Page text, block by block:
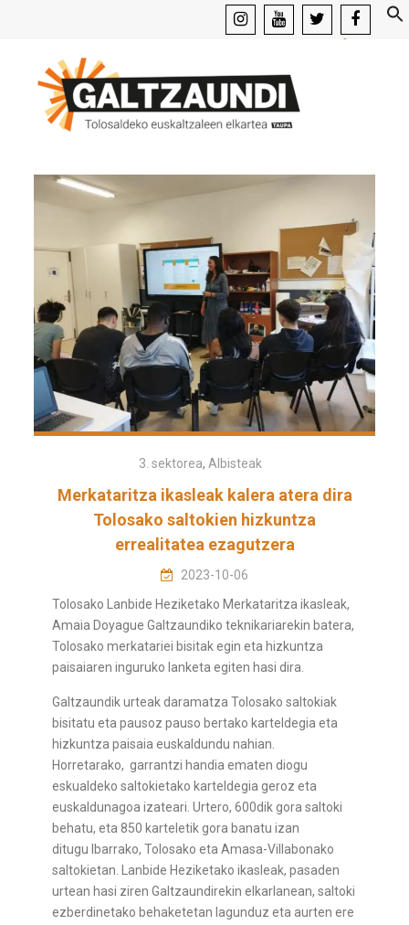
facebook
3. sektorea, Albisteak
Merkataritza ikasleak kalera atera dira
Tolosako saltokien hizkuntza
errealitatea ezagutzera
2023-10-06
Tolosako Lanbide Heziketako Merkataritza ikasleak,
Amaia Doyague Galtzaundiko teknikariarekin batera,
Tolosako merkatariei bisitak egin eta hizkuntza
paisaiaren inguruko lanketa egiten hasi dira.
Galtzaundik urteak daramatza Tolosako saltokiak
bisitatu eta pausoz pauso bertako karteldegia eta
hizkuntza paisaia euskaldundu nahian.
Horretarako, garrantzi handia ematen diogu
eskualdeko saltokietako karteldegia geroz eta
euskaldunagoa izateari. Urtero, 600dik gora saltoki
behatu, eta 850 karteletik gora banatu izan
ditugu Ibarrako, Tolosako eta Amasa-Villabonako
saltokietan. Lanbide Heziketako ikasleak, pasaden
urtean hasi ziren Galtzaundirekin elkarlanean, saltoki
ezberdinetako behaketetan lagunduz eta aurten ere